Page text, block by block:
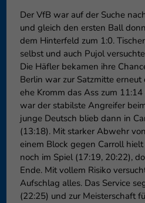
Der VfB war auf der Suche
und gleich den ersten Ball
dem Hinterfeld zum 1:0.
selbst und auch Pujol
Die Häfler bekamen ihre
Berlin war zur Satzmitte erneut
ehe Kromm das Ass zum
war der stabilste Angreifer
junge Deutsch blieb dann in
(13:18). Mit starker Abwehr
einem Block gegen Carroll
noch im Spiel (17:19, 20:22),
Ende. Mit vollem Risiko
Aufschlag alles. Das Service
(22:25) und zur Meisterschaft